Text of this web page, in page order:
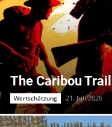
The Caribou Trail
Wertschätzung 21. Juli 2026